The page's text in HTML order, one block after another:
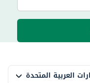
العربية المتحدة